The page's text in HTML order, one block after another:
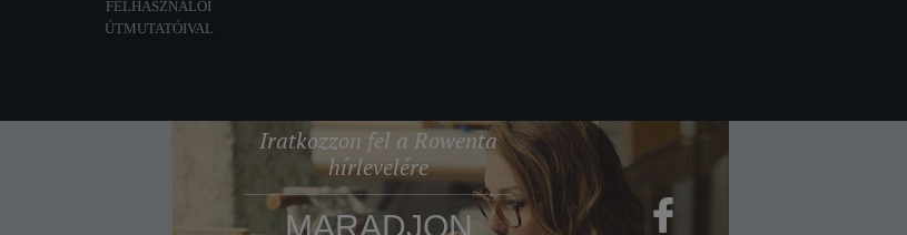
FELHASZNÁLÓI
ÚTMUTATÓIVAL
Iratkozzon fel a Rowenta
hírlevelére
MARADJON